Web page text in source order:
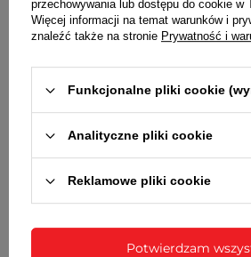
PACEMAKER / METRONOM
ustawień
TIMER
Odliczanie czasu wstecz
BATERIA
Czas działania zegarka bez
przechowywania lub dostępu do cookie w
Więcej informacji na temat warunków i
znaleźć także na stronie Prywatność i
Funkcjonalne pliki cookie
Analityczne pliki cookie
Reklamowe pliki cookie
Potwierdzam